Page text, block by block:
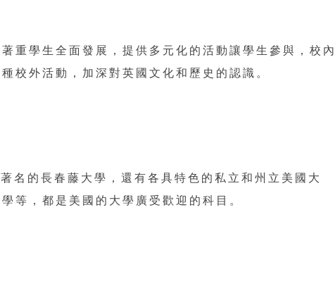
重學生全面發展，提供多元化的活動讓學生參與，校內
校外活動，加深對英國文化和歷史的認識。
名的長春藤大學，還有各具特色的私立和州立美國大
等，都是美國的大學廣受歡迎的科目。